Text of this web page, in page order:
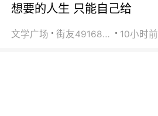
想要的人生 只能自己给
文学广场 街友49168527 10小时前